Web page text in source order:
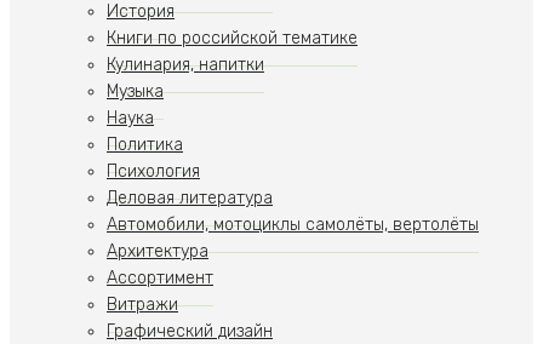
История
Книги по российской тематике
Кулинария, напитки
Музыка
Наука
Политика
Психология
Деловая литература
Автомобили, мотоциклы самолёты, вертолёты
Архитектура
Ассортимент
Витражи
Графический дизайн